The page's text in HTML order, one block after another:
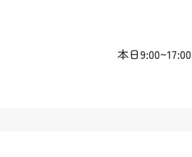
本日9:00~17:00